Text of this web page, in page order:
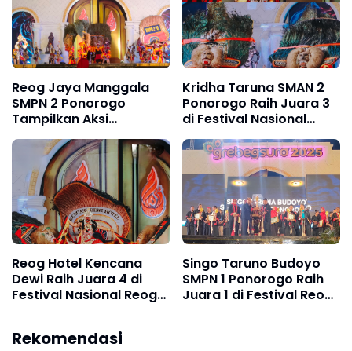
Reog Jaya Manggala
SMPN 2 Ponorogo
Tampilkan Aksi
Memukau di Festival
Reog Remaja Grebeg
Suro 2025
Kridha Taruna SMAN 2
Ponorogo Raih Juara 3
di Festival Nasional
Reog Ponorogo XXX
Grebeg Suro 2025
Reog Hotel Kencana
Dewi Raih Juara 4 di
Festival Nasional Reog
Singo Taruno Budoyo
SMPN 1 Ponorogo Raih
Juara 1 di Festival Reog
Rekomendasi